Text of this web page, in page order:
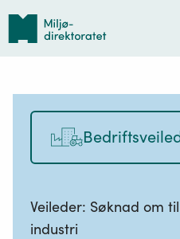
Tilbake
forsiden
Veileder: Søknad om
industri